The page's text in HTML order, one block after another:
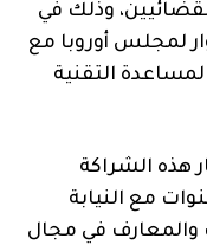
وذلك في
لمجلس أوروبا مع
التقنية
هذه الشراكة
مع النيابة
والمعارف في مجال